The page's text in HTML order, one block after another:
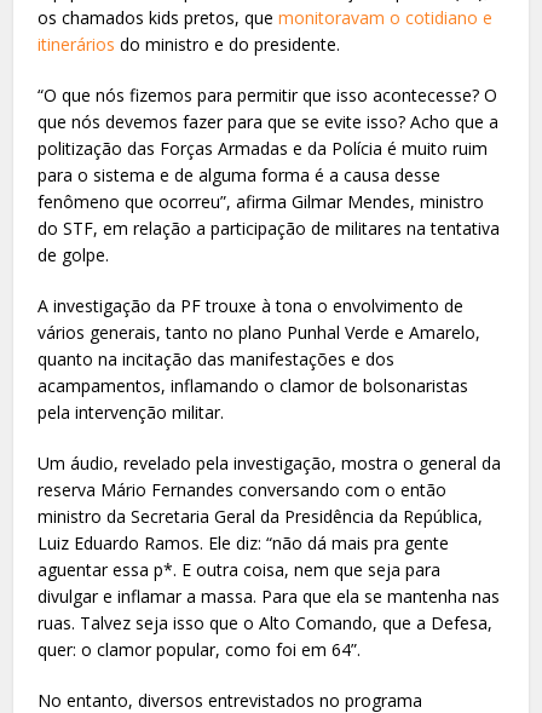
os chamados kids pretos, quemonitoravam o cotidiano e
itinerários do ministro e do presidente.
“O que nós fizemos para permitir que isso acontecesse? O
que nós devemos fazer para que se evite isso? Acho que a
politização das Forças Armadas e da Polícia é muito ruim
para o sistema e de alguma forma é a causa desse
fenômeno que ocorreu”, afirma Gilmar Mendes, ministro
do STF, em relação a participação de militares na tentativa
de golpe.
A investigação da PF trouxe à tona o envolvimento de
vários generais, tanto no plano Punhal Verde e Amarelo,
quanto na incitação das manifestações e dos
acampamentos, inflamando o clamor de bolsonaristas
pela intervenção militar.
Um áudio, revelado pela investigação, mostra o general da
reserva Mário Fernandes conversando com o então
ministro da Secretaria Geral da Presidência da República,
Luiz Eduardo Ramos. Ele diz: “não dá mais pra gente
aguentar essa p*. E outra coisa, nem que seja para
divulgar e inflamar a massa. Para que ela se mantenha nas
ruas. Talvez seja isso que o Alto Comando, que a Defesa,
quer: o clamor popular, como foi em 64”.
No entanto, diversos entrevistados no programa